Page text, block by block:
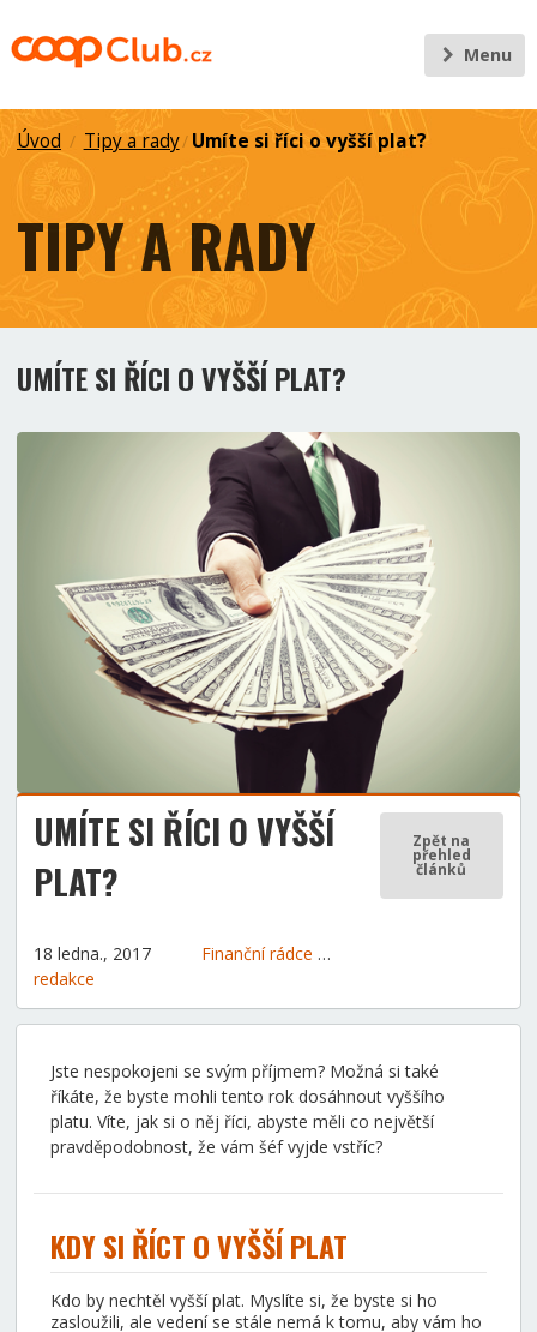
Menu
Úvod / Tipy a rady/ Umíte si říci o vyšší plat?
TIPY A RADY
UMÍTE SI ŘÍCI O VYŠŠÍ PLAT?
UMÍTE SI ŘÍCI O VYŠŠÍ
PLAT?
Zpět na
přehled
článků
18 ledna., 2017
redakce
Finanční rádce
Tipy a rady
Jste nespokojeni se svým příjmem? Možná si také
říkáte, že byste mohli tento rok dosáhnout vyššího
platu. Víte, jak si o něj říci, abyste měli co největší
pravděpodobnost, že vám šéf vyjde vstříc?
KDY SI ŘÍCT O VYŠŠÍ PLAT
Kdo by nechtěl vyšší plat. Myslíte si, že byste si ho
zasloužili, ale vedení se stále nemá k tomu, aby vám ho